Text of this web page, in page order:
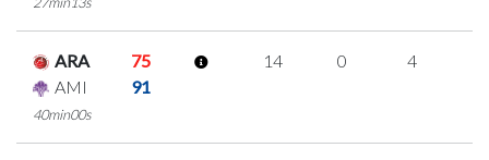
ARA
75
AMI
91
40min00s
14 0 4